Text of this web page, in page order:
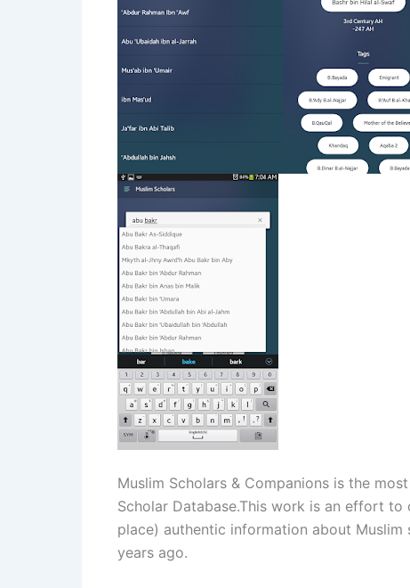
Muslim Scholars & Companions is the
Scholar Database.This work is an effort
place) authentic information about
years ago.